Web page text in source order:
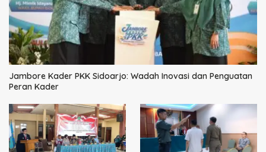
Jambore Kader PKK Sidoarjo: Wadah Inovasi dan Penguatan
Peran Kader